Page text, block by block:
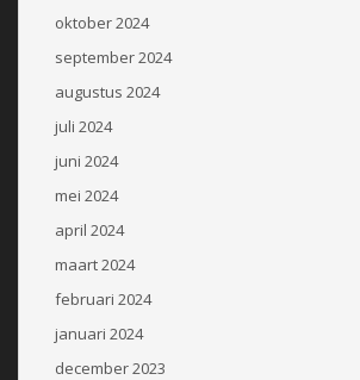
oktober 2024
september 2024
augustus 2024
juli 2024
juni 2024
mei 2024
april 2024
maart 2024
februari 2024
januari 2024
december 2023